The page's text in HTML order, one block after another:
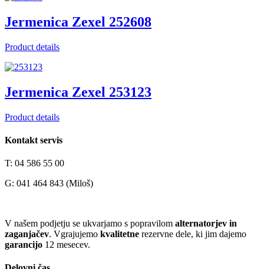
Jermenica Zexel 252608
Product details
Jermenica Zexel 253123
Product details
Kontakt servis
T: 04 586 55 00
G: 041 464 843 (Miloš)
V našem podjetju se ukvarjamo s popravilom alternatorjev in
zaganjačev. Vgrajujemo kvalitetne rezervne dele, ki jim dajemo
garancijo 12 mesecev.